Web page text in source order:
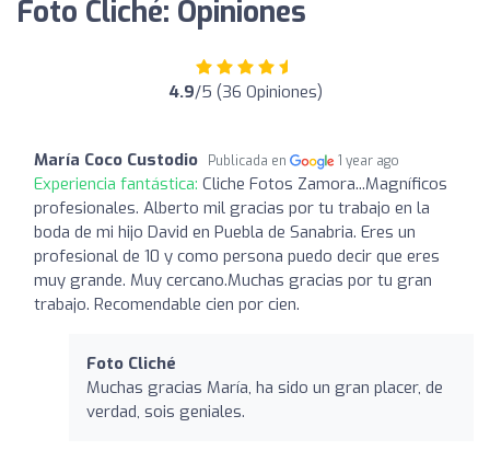
Foto Cliché: Opiniones
4.9/5 (36 Opiniones)
María Coco Custodio Publicada en 1 year ago
Experiencia fantástica: Cliche Fotos Zamora...Magníficos
profesionales. Alberto mil gracias por tu trabajo en la
boda de mi hijo David en Puebla de Sanabria. Eres un
profesional de 10 y como persona puedo decir que eres
muy grande. Muy cercano.Muchas gracias por tu gran
trabajo. Recomendable cien por cien.
Foto Cliché
Muchas gracias María, ha sido un gran placer, de
verdad, sois geniales.